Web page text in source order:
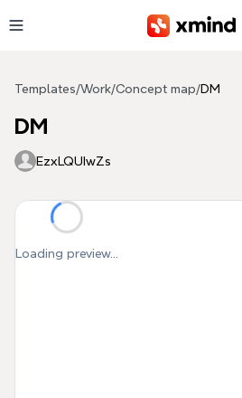
Templates/Work/Concept map/DM
DM
EzxLQUIwZs
Loading preview...